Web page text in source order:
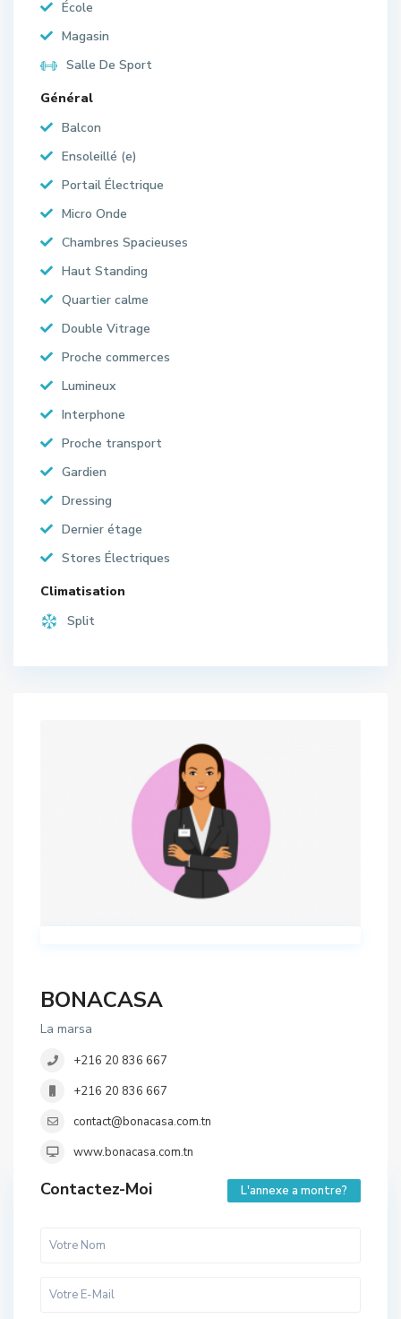
École
Magasin
Salle De Sport
Général
Balcon
Ensoleillé (e)
Portail Électrique
Micro Onde
Chambres Spacieuses
Haut Standing
Quartier calme
Double Vitrage
Proche commerces
Lumineux
Interphone
Proche transport
Gardien
Dressing
Dernier étage
Stores Électriques
Climatisation
Split
BONACASA
La marsa
+216 20 836 667
+216 20 836 667
contact@bonacasa.com.tn
www.bonacasa.com.tn
Contactez-Moi L'annexe a montre?